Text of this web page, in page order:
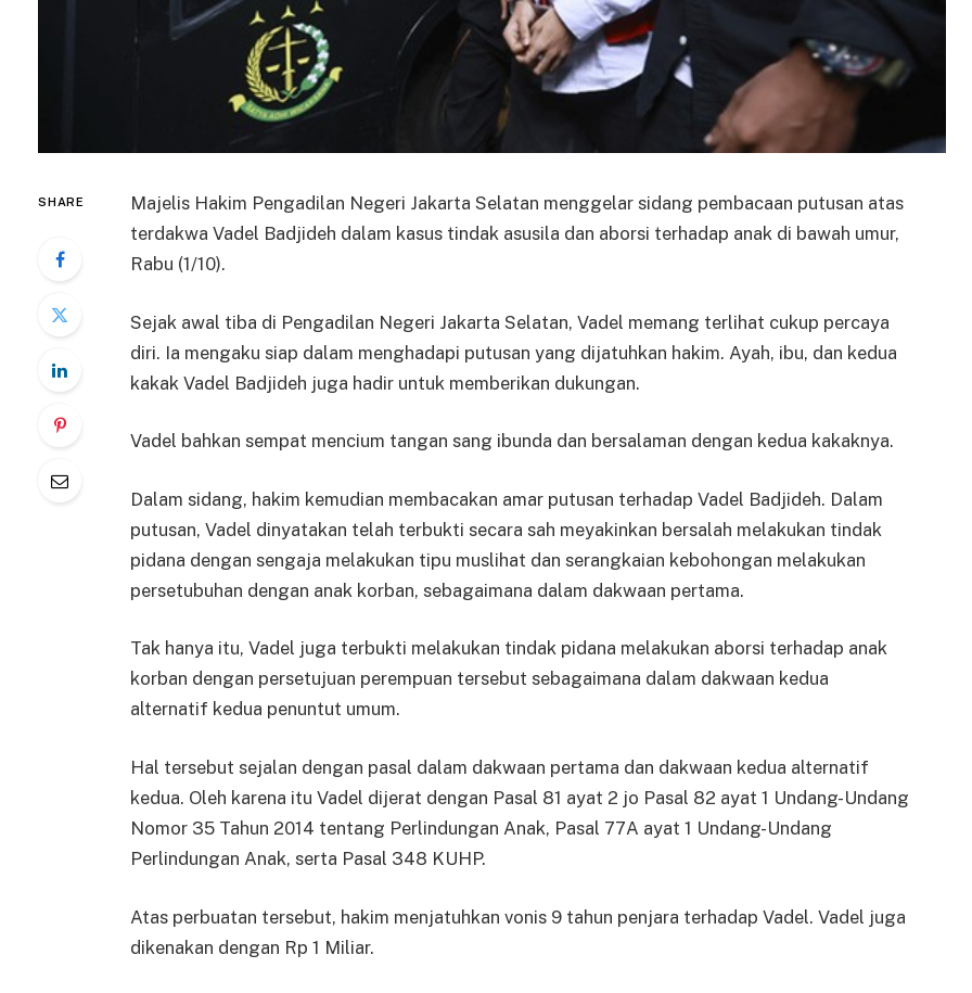
SHARE
Majelis Hakim Pengadilan Negeri Jakarta Selatan menggelar sidang pembacaan putusan atas
terdakwa Vadel Badjideh dalam kasus tindak asusila dan aborsi terhadap anak di bawah umur,
Rabu (1/10).
Sejak awal tiba di Pengadilan Negeri Jakarta Selatan, Vadel memang terlihat cukup percaya
diri. Ia mengaku siap dalam menghadapi putusan yang dijatuhkan hakim. Ayah, ibu, dan kedua
kakak Vadel Badjideh juga hadir untuk memberikan dukungan.
Vadel bahkan sempat mencium tangan sang ibunda dan bersalaman dengan kedua kakaknya.
Dalam sidang, hakim kemudian membacakan amar putusan terhadap Vadel Badjideh. Dalam
putusan, Vadel dinyatakan telah terbukti secara sah meyakinkan bersalah melakukan tindak
pidana dengan sengaja melakukan tipu muslihat dan serangkaian kebohongan melakukan
persetubuhan dengan anak korban, sebagaimana dalam dakwaan pertama.
Tak hanya itu, Vadel juga terbukti melakukan tindak pidana melakukan aborsi terhadap anak
korban dengan persetujuan perempuan tersebut sebagaimana dalam dakwaan kedua
alternatif kedua penuntut umum.
Hal tersebut sejalan dengan pasal dalam dakwaan pertama dan dakwaan kedua alternatif
kedua. Oleh karena itu Vadel dijerat dengan Pasal 81 ayat 2 jo Pasal 82 ayat 1 Undang-Undang
Nomor 35 Tahun 2014 tentang Perlindungan Anak, Pasal 77A ayat 1 Undang-Undang
Perlindungan Anak, serta Pasal 348 KUHP.
Atas perbuatan tersebut, hakim menjatuhkan vonis 9 tahun penjara terhadap Vadel. Vadel juga
dikenakan dengan Rp 1 Miliar.